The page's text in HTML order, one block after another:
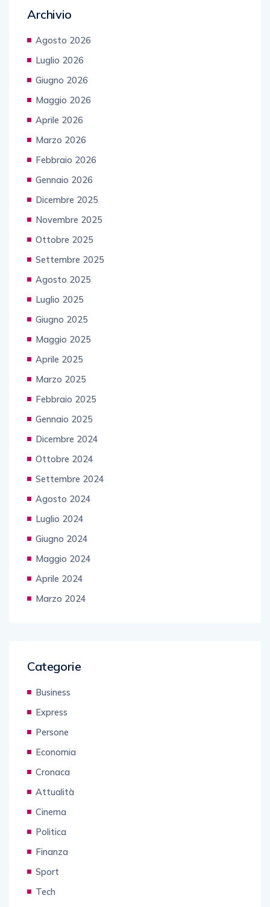
Archivio
Agosto 2026
Luglio 2026
Giugno 2026
Maggio 2026
Aprile 2026
Marzo 2026
Febbraio 2026
Gennaio 2026
Dicembre 2025
Novembre 2025
Ottobre 2025
Settembre 2025
Agosto 2025
Luglio 2025
Giugno 2025
Maggio 2025
Aprile 2025
Marzo 2025
Febbraio 2025
Gennaio 2025
Dicembre 2024
Ottobre 2024
Settembre 2024
Agosto 2024
Luglio 2024
Giugno 2024
Maggio 2024
Aprile 2024
Marzo 2024
Categorie
Business
Express
Persone
Economia
Cronaca
Attualità
Cinema
Politica
Finanza
Sport
Tech